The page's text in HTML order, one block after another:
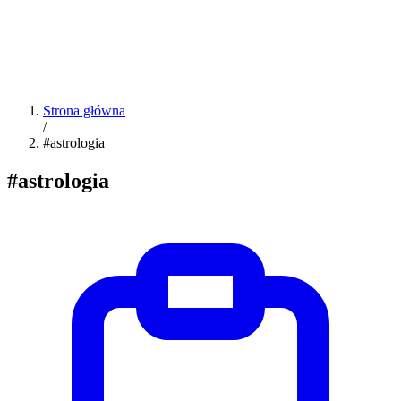
Strona główna
/
#astrologia
#astrologia